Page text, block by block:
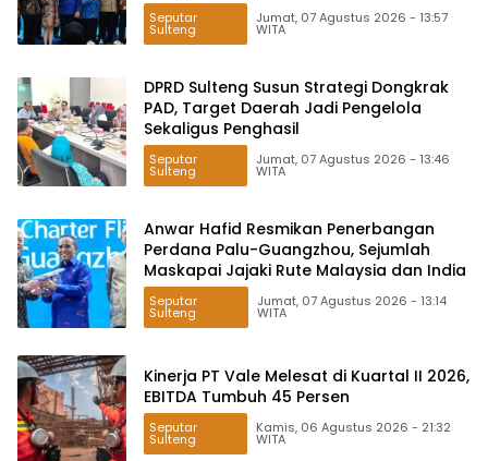
Seputar
Sulteng
Jumat, 07 Agustus 2026 - 13:57
WITA
DPRD Sulteng Susun Strategi Dongkrak
PAD, Target Daerah Jadi Pengelola
Sekaligus Penghasil
Seputar
Sulteng
Jumat, 07 Agustus 2026 - 13:46
WITA
Anwar Hafid Resmikan Penerbangan
Perdana Palu-Guangzhou, Sejumlah
Maskapai Jajaki Rute Malaysia dan India
Seputar
Sulteng
Jumat, 07 Agustus 2026 - 13:14
WITA
Kinerja PT Vale Melesat di Kuartal II 2026,
EBITDA Tumbuh 45 Persen
Seputar
Sulteng
Kamis, 06 Agustus 2026 - 21:32
WITA